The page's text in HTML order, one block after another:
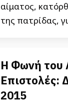
αίματος,
της πατρίδας,
Η Φωνή του
Επιστολές:
2015